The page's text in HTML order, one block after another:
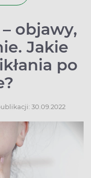
objawy,
Jakie
po
30.09.2022